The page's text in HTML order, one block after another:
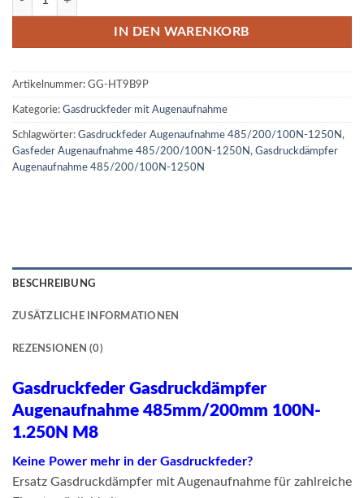
IN DEN WARENKORB
Artikelnummer: GG-HT9B9P
Kategorie: Gasdruckfeder mit Augenaufnahme
Schlagwörter: Gasdruckfeder Augenaufnahme 485/200/100N-1250N ,
Gasfeder Augenaufnahme 485/200/100N-1250N , Gasdruckdämpfer
Augenaufnahme 485/200/100N-1250N
BESCHREIBUNG
ZUSÄTZLICHE INFORMATIONEN
REZENSIONEN (0)
Gasdruckfeder Gasdruckdämpfer
Augenaufnahme 485mm/200mm 100N-
1.250N M8
Keine Power mehr in der Gasdruckfeder?
Ersatz Gasdruckdämpfer mit Augenaufnahme für zahlreiche